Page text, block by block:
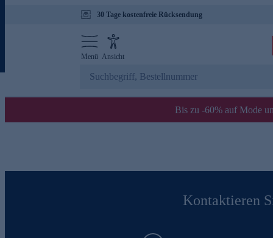
30 Tage kostenfreie Rücksendung
Menü Ansicht
Bis zu -60% auf Mode
Kontaktieren